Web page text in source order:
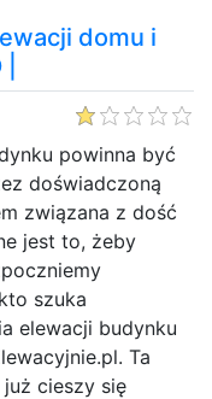
domu i
powinna być
doświadczoną
związana z dość
jest to, żeby
szuka
elewacji budynku
Ta
cieszy się